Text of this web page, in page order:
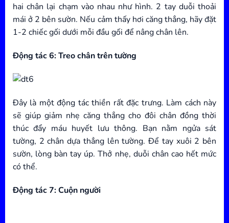
hai chân lại chạm vào nhau như hình. 2 tay duỗi thoải
mái ở 2 bên sườn. Nếu cảm thấy hơi căng thẳng, hãy đặt
1-2 chiếc gối dưới mỗi đầu gối để nâng chân lên.
Động tác 6: Treo chân trên tường
Đây là một động tác thiền rất đặc trưng. Làm cách này
sẽ giúp giảm nhẹ căng thẳng cho đôi chân đồng thời
thúc đẩy máu huyết lưu thông. Bạn nằm ngửa sát
tường, 2 chân dựa thẳng lên tường. Để tay xuôi 2 bên
sườn, lòng bàn tay úp. Thở nhẹ, duỗi chân cao hết mức
có thể.
Động tác 7: Cuộn người